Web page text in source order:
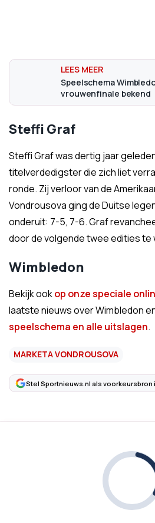
Speelschema
vrouwenfinale bekend
Steffi Graf
Steffi Graf was dertig jaar
titelverdedigster die zich liet
ronde. Zij verloor van de
Vondrousova ging de Duitse
onderuit: 7-5, 7-6. Graf
door de volgende twee edities te
Wimbledon
Bekijk ookop onze speciale
laatste nieuws over Wimbledon
speelschema en alle uitslagen.
MARKETA VONDROUSOVA
Stel Sportnieuws.nl als voorkeursbron